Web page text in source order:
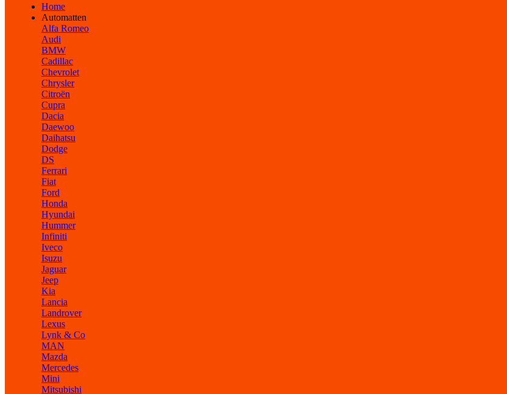
Home
Automatten
Alfa Romeo
Audi
BMW
Cadillac
Chevrolet
Chrysler
Citroën
Cupra
Dacia
Daewoo
Daihatsu
Dodge
DS
Ferrari
Fiat
Ford
Honda
Hyundai
Hummer
Infiniti
Iveco
Isuzu
Jaguar
Jeep
Kia
Lancia
Landrover
Lexus
Lynk & Co
MAN
Mazda
Mercedes
Mini
Mitsubishi